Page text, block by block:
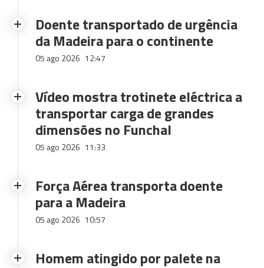
Doente transportado de urgência
da Madeira para o continente
05 ago 2026 12:47
Vídeo mostra trotinete eléctrica a
transportar carga de grandes
dimensões no Funchal
05 ago 2026 11:33
Força Aérea transporta doente
para a Madeira
05 ago 2026 10:57
Homem atingido por palete na